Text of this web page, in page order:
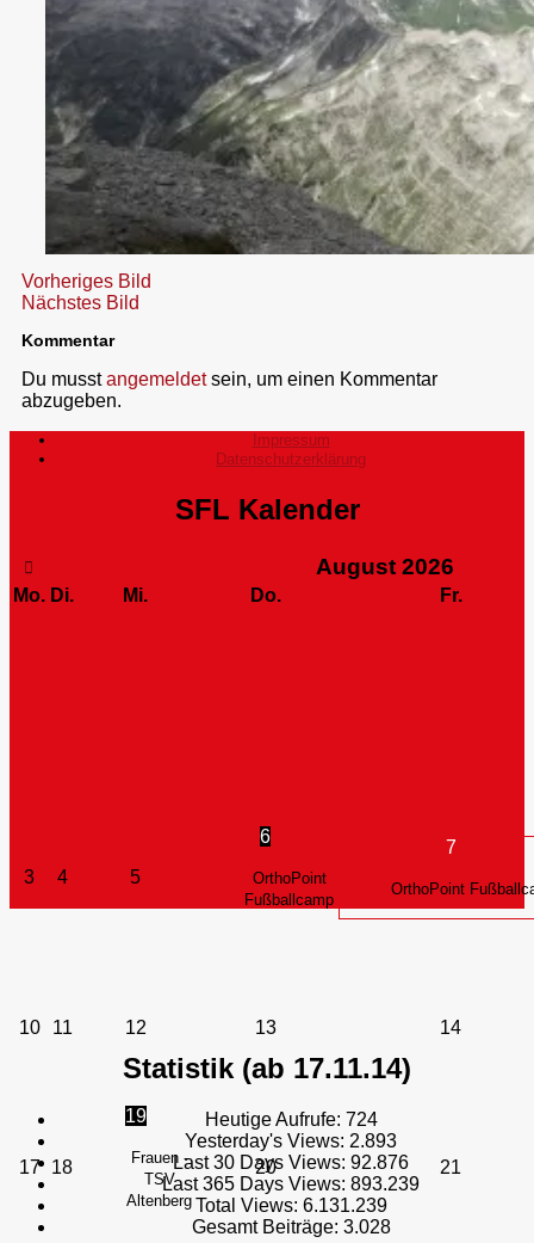
Vorheriges Bild
Nächstes Bild
Kommentar
Du musstangemeldetsein, um einen Kommentar
abzugeben.
Impressum
Datenschutzerklärung
SFL Kalender
August 2026
Mo. Di. Mi. Do. Fr.
3 4 5
6
OrthoPoint
Fußballcamp
7
OrthoPoint
10 11 12 13 14
17 18
19
Frauen -
TSV
Altenberg
20 21
Statistik (ab 17.11.14)
Heutige Aufrufe: 724
Yesterday's Views: 2.893
Last 30 Days Views: 92.876
Last 365 Days Views: 893.239
Total Views: 6.131.239
Gesamt Beiträge: 3.028